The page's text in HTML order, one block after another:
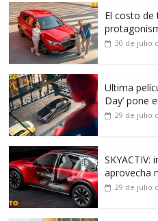
El costo de
30 de julio
Ultima
Day’ pone
29 de julio
SKYACTIV:
aprovecha
29 de julio